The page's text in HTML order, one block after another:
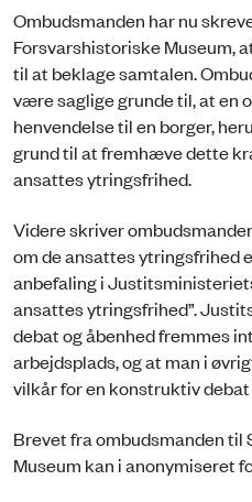
Ombudsmanden har nu
Forsvarshistoriske Museum,
til at beklage samtalen.
være saglige grunde til, at en
henvendelse til en borger,
grund til at fremhæve dette
ansattes ytringsfrihed.
Videre skriver
om de ansattes ytringsfrihed
anbefaling i
ansattes ytringsfrihed”.
debat og åbenhed fremmes
arbejdsplads, og at man i
vilkår for en konstruktiv
Brevet fra ombudsmanden
Museum kan i anonymiseret